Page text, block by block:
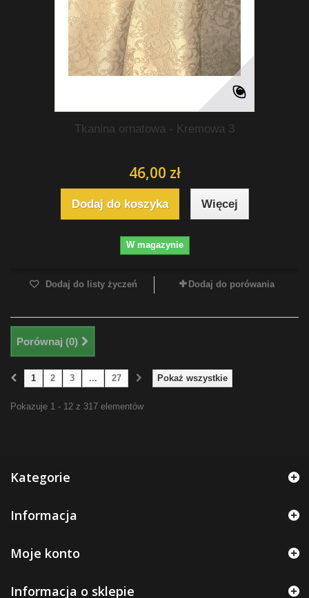
Tkanina ornatowa - Kremowa 3
46,00 zł
Dodaj do koszyka Więcej
W magazynie
Dodaj do listy życzeń Dodaj do porówania
Porównaj (0)
Pokaż wszystkie
1 2 3 ... 27
Pokazuje 1 - 12 z 317 elementów
Kategorie
Informacja
Moje konto
Informacja o sklepie